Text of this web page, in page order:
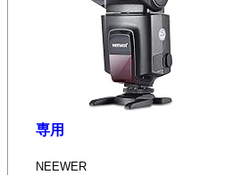
専用
NEEWER